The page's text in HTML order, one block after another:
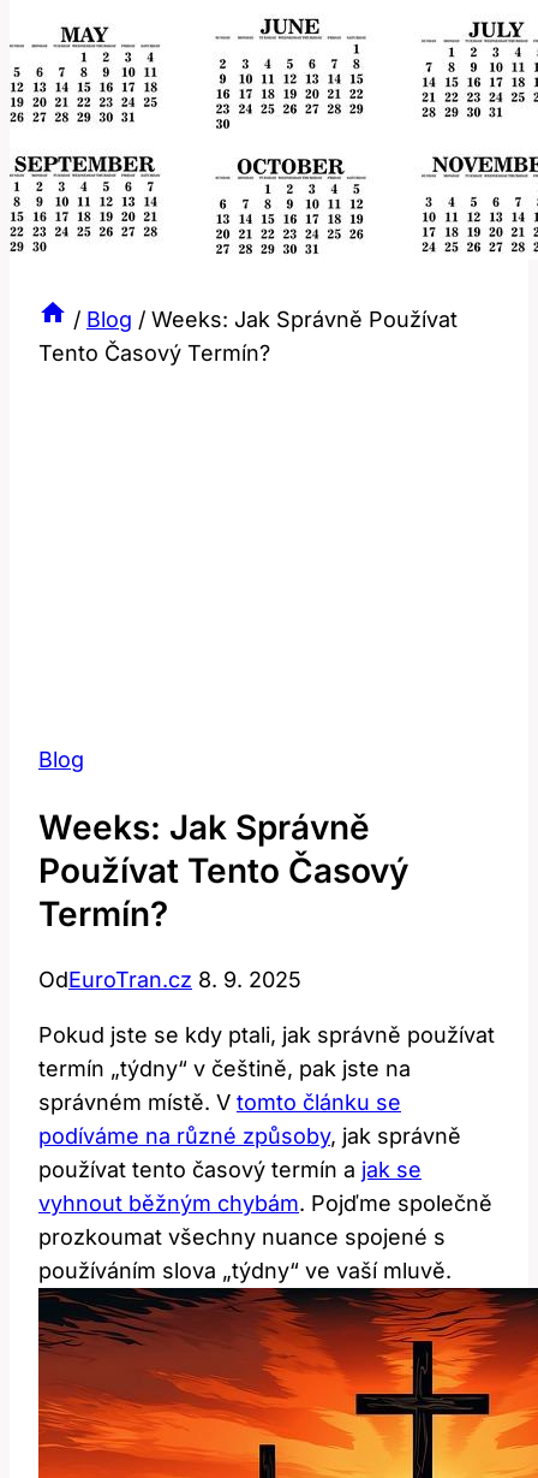
/ Blog / Weeks: Jak Správně Používat
Tento Časový Termín?
Blog
Weeks: Jak Správně
Používat Tento Časový
Termín?
OdEuroTran.cz 8. 9. 2025
Pokud jste se kdy ptali, jak správně používat
termín „týdny“ v češtině, pak jste na
správném místě. V tomto článku se
podíváme na různé způsoby, jak správně
používat tento časový termín a jak se
vyhnout běžným chybám. Pojďme společně
prozkoumat všechny nuance spojené s
používáním slova „týdny“ ve vaší mluvě.